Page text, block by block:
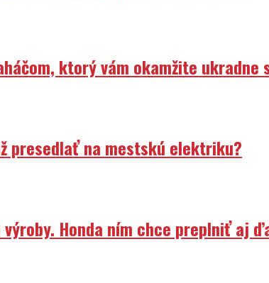
ktorý vám okamžite ukradne
presedlať na mestskú elektriku?
Honda ním chce preplniť aj